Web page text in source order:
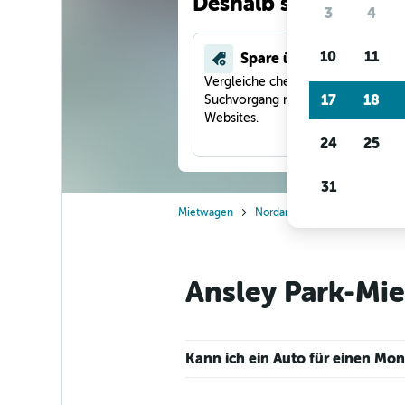
Spare über 40 %
Vergleiche checkfelix in einem
Suchvorgang mit anderen Reise-
Websites.
Mietwagen Nordamerika
Ansley Park-
Kann ich ein Auto für einen
3 4
10 11
17 18
24 25
31